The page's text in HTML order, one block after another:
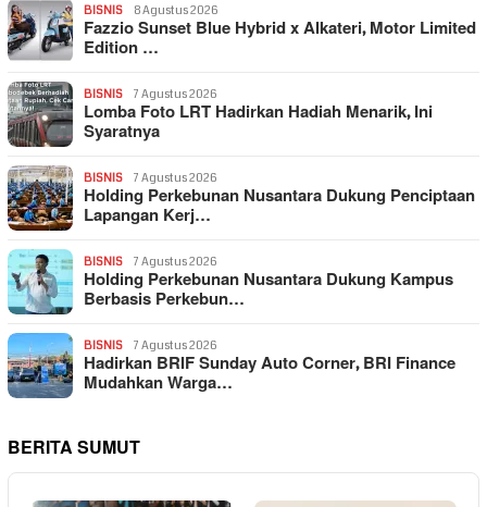
BISNIS 8 Agustus 2026
Fazzio Sunset Blue Hybrid x Alkateri, Motor Limited
Edition …
BISNIS 7 Agustus 2026
Lomba Foto LRT Hadirkan Hadiah Menarik, Ini
Syaratnya
BISNIS 7 Agustus 2026
Holding Perkebunan Nusantara Dukung Penciptaan
Lapangan Kerj…
BISNIS 7 Agustus 2026
Holding Perkebunan Nusantara Dukung Kampus
Berbasis Perkebun…
BISNIS 7 Agustus 2026
Hadirkan BRIF Sunday Auto Corner, BRI Finance
Mudahkan Warga…
BERITA SUMUT